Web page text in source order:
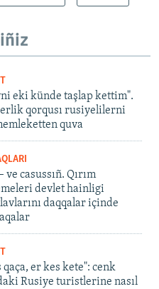
eki künde taşlap kettim".
qorqusı rusiyelilerni
quva
ve casussıñ. Qırım
devlet hainligi
daqqalar içinde
qaça, er kes kete": cenk
Rusiye turistlerine nasıl